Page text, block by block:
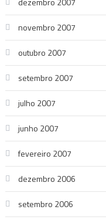
novembro 2007
outubro 2007
setembro 2007
julho 2007
junho 2007
fevereiro 2007
dezembro 2006
setembro 2006